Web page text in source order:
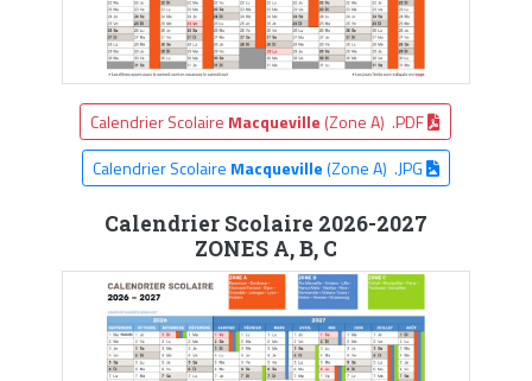
Calendrier Scolaire Macqueville (Zone A) .PDF
Calendrier Scolaire Macqueville(Zone A) .JPG
Calendrier Scolaire 2026-2027
ZONES A, B, C